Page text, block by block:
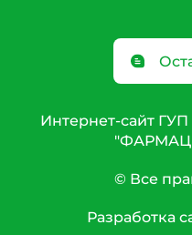
Интернет-сайт
© Все
Разработка